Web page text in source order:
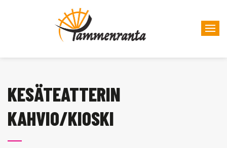
KESÄTEATTERIN
KAHVIO/KIOSKI